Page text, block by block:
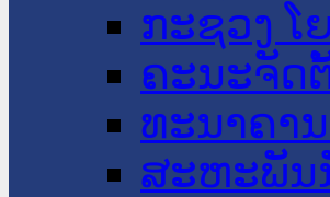
ກະຊວງ ໂ
ຄະນະຈັດ
ທະນາຄາ
ສະຫະພັນ